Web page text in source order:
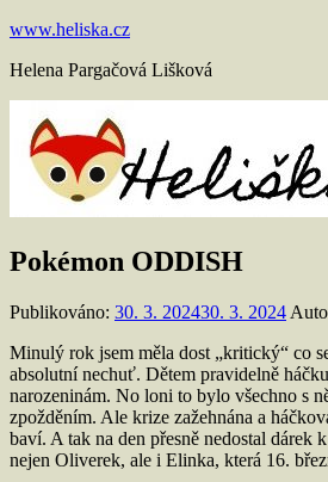
Přejít
obsahu
www.heliska.cz
Helena Pargačová Lišková
Pokémon ODDISH
Publikováno: 30. 3. 202430. 3. 2024
Minulý rok jsem měla dost „kritický“ co
absolutní nechuť. Dětem pravidelně
narozeninám. No loni to bylo všechno s
zpožděním. Ale krize zažehnána a
baví. A tak na den přesně nedostal dárek
nejen Oliverek, ale i Elinka, která 16.